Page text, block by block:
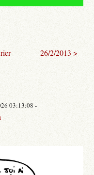
26/2/2013 >
03:13:08 -